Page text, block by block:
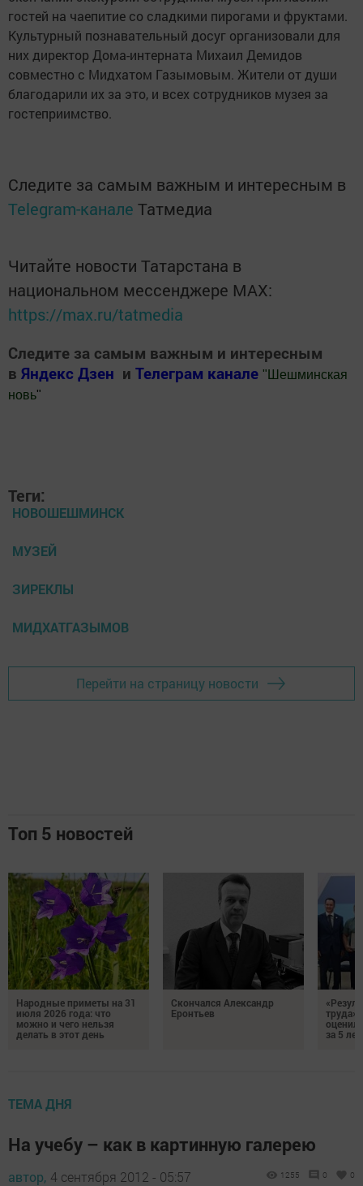
гостей на чаепитие со сладкими пирогами и фруктами.
Культурный познавательный досуг организовали для
них директор Дома-интерната Михаил Демидов
совместно с Мидхатом Газымовым. Жители от души
благодарили их за это, и всех сотрудников музея за
гостеприимство.
Следите за самым важным и интересным в
Telegram-канале Татмедиа
Читайте новости Татарстана в
национальном мессенджере MАХ:
https://max.ru/tatmedia
Следите за самым важным и интересным
в Яндекс Дзен и Телеграм канале " Шешминская
новь"
Теги:
НОВОШЕШМИНСК
МУЗЕЙ
ЗИРЕКЛЫ
МИДХАТГАЗЫМОВ
Перейти на страницу новости
Топ 5 новостей
Народные приметы на 31
июля 2026 года: что
можно и чего нельзя
делать в этот день
Скончался Александр
Еронтьев
за 5 лет
ТЕМА ДНЯ
На учебу – как в картинную галерею
автор, 4 сентября 2012 - 05:57 1255 0 0